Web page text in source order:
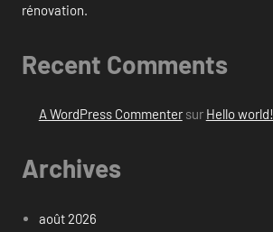
rénovation.
Recent Comments
A WordPress Commentersur Hello world!
Archives
août 2026